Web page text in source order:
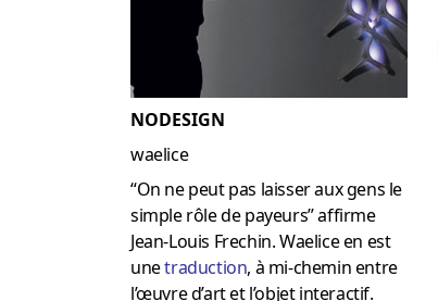
NODESIGN
waelice
“On ne peut pas laisser aux gens le
simple rôle de payeurs” affirme
Jean-Louis Frechin. Waelice en est
unetraduction, à mi-chemin entre
l’œuvre d’art et l’objet interactif.